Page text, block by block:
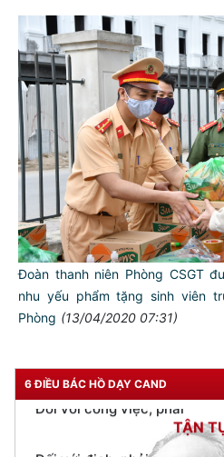
Đoàn thanh niên Phòng CSGT
nhu yếu phẩm tặng sinh viên
Phòng (13/04/2020 07:31)
6 ĐIỀU BÁC HỒ DẠY CAND
TƯ
NGƯỜI CÔNG AN
Đối với tự mình, phải
CẦN, KIỆM,
Đối với đồng sự, phải
THÂN ÁI
Đối với chính phủ, phải
TUYỆT ĐỐI
Đối với nhân dân, phải
KÍNH TRỌNG
TẬN
Đối với địch, phải
CƯƠNG QUYẾT,
Trích thư Chủ tịch